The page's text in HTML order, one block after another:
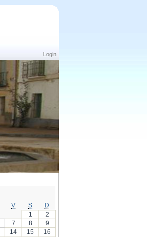
Login
V S
D
1
2
7 8
9
14 15
16